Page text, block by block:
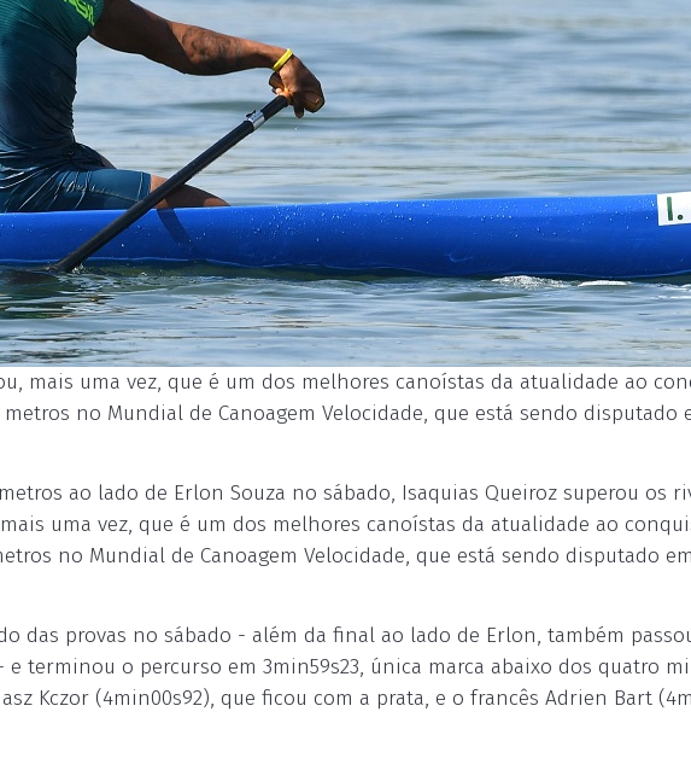
mais uma vez, que é um dos melhores canoístas da atualidade ao
no Mundial de Canoagem Velocidade, que está sendo disputado
ao lado de Erlon Souza no sábado, Isaquias Queiroz superou os
uma vez, que é um dos melhores canoístas da atualidade ao
no Mundial de Canoagem Velocidade, que está sendo disputado
das provas no sábado - além da final ao lado de Erlon, também
terminou o percurso em 3min59s23, única marca abaixo dos quatro
Kczor (4min00s92), que ficou com a prata, e o francês Adrien Bart